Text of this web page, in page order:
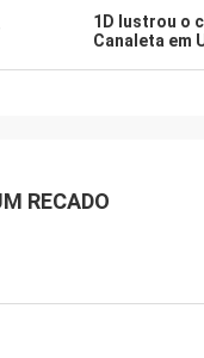
1D lustrou o
Canaleta em
RECADO